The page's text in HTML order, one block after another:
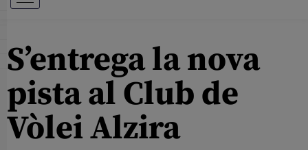
S’entrega la nova
pista al Club de
Vòlei Alzira